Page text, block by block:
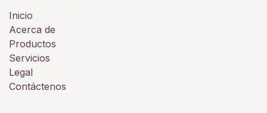
Inicio
Acerca de
Productos
Servicios
Legal
Contáctenos